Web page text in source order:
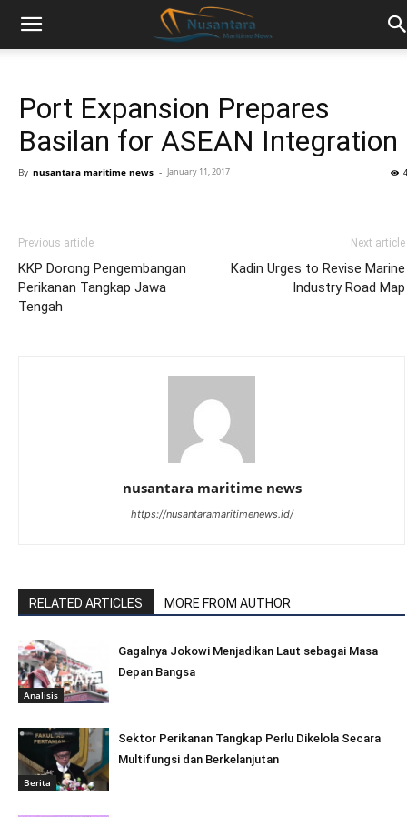
Port Expansion Prepares
Basilan for ASEAN Integration
By nusantara maritime news - January 11, 2017
Previous article
KKP Dorong Pengembangan
Perikanan Tangkap Jawa
Tengah
Next article
Kadin Urges to Revise Marine
Industry Road Map
nusantara maritime news
https://nusantaramaritimenews.id/
RELATED ARTICLES MORE FROM AUTHOR
Analisis
Gagalnya Jokowi Menjadikan Laut sebagai Masa
Depan Bangsa
Berita
Sektor Perikanan Tangkap Perlu Dikelola Secara
Multifungsi dan Berkelanjutan